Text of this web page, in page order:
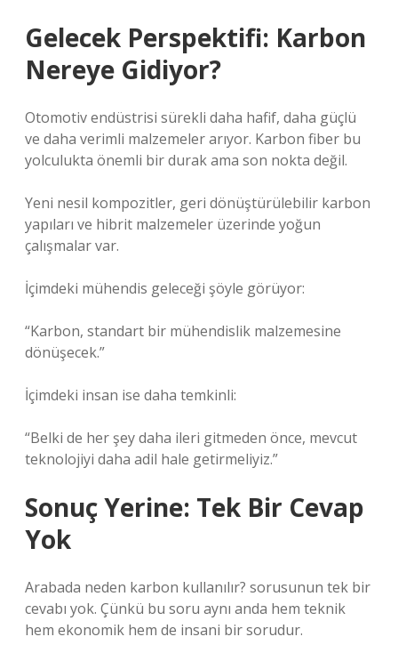
Gelecek Perspektifi: Karbon
Nereye Gidiyor?
Otomotiv endüstrisi sürekli daha hafif, daha güçlü
ve daha verimli malzemeler arıyor. Karbon fiber bu
yolculukta önemli bir durak ama son nokta değil.
Yeni nesil kompozitler, geri dönüştürülebilir karbon
yapıları ve hibrit malzemeler üzerinde yoğun
çalışmalar var.
İçimdeki mühendis geleceği şöyle görüyor:
“Karbon, standart bir mühendislik malzemesine
dönüşecek.”
İçimdeki insan ise daha temkinli:
“Belki de her şey daha ileri gitmeden önce, mevcut
teknolojiyi daha adil hale getirmeliyiz.”
Sonuç Yerine: Tek Bir Cevap
Yok
Arabada neden karbon kullanılır? sorusunun tek bir
cevabı yok. Çünkü bu soru aynı anda hem teknik
hem ekonomik hem de insani bir sorudur.